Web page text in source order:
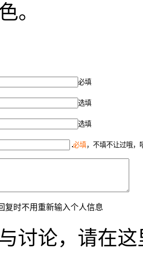
。
必填
选填
选填
必填，不填不让过哦，
复时不用重新输入个人信息
讨论，请在这